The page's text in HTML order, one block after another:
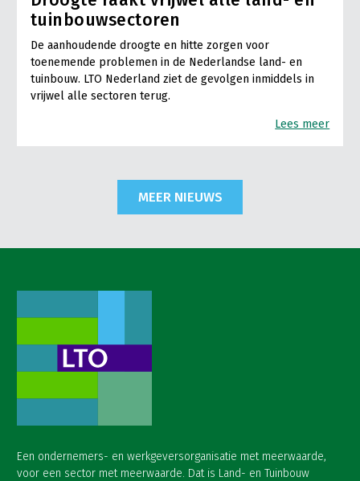
tuinbouwsectoren
De aanhoudende droogte en hitte zorgen voor
toenemende problemen in de Nederlandse land- en
tuinbouw. LTO Nederland ziet de gevolgen inmiddels in
vrijwel alle sectoren terug.
Lees meer
MEER NIEUWS
Een ondernemers- en werkgeversorganisatie met meerwaarde,
voor een sector met meerwaarde. Dat is Land- en Tuinbouw